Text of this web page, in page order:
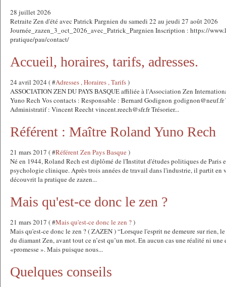
28 juillet 2026
Retraite Zen d'été avec Patrick Pargnien du samedi 22 au jeudi 27 août 2026
Journée_zazen_3_oct_2026_avec_Patrick_Pargnien Inscription : https://
pratique/pau/contact/
Accueil, horaires, tarifs, adresses.
24 avril 2024 ( #Adresses , Horaires , Tarifs)
ASSOCIATION ZEN DU PAYS BASQUE affiliée à l'Association Zen
Yuno Rech Vos contacts : Responsable : Bernard Godignon
Administratif : Vincent Reecht vincent.reech@sfr.fr Trésorier...
Référent : Maître Roland Yuno Rech
21 mars 2017 ( #Référent Zen Pays Basque)
Né en 1944, Roland Rech est diplômé de l'Institut d'études politiques de Paris
psychologie clinique. Après trois années de travail dans l'industrie, il partit en
découvrit la pratique de zazen...
Mais qu'est-ce donc le zen ?
21 mars 2017 ( #Mais qu'est-ce donc le zen ?)
Mais qu'est-ce donc le zen ? ( ZAZEN ) “Lorsque l'esprit ne demeure sur rien,
du diamant Zen, avant tout ce n’est qu’un mot. En aucun cas une réalité ni
«promesse ». Mais puisque nous...
Quelques conseils